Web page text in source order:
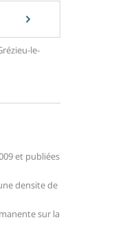
le-
et publiées
densite de
sur la